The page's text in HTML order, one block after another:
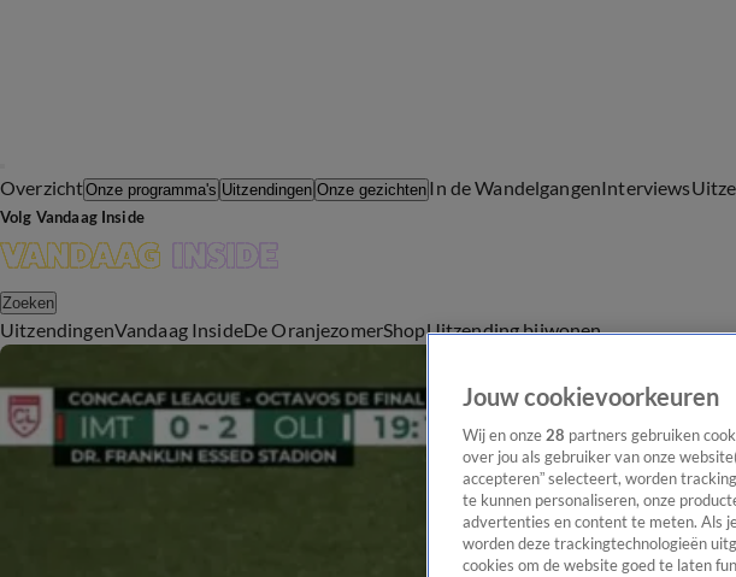
OverzichtOnze programma's Uitzendingen Onze gezichten In de WandelgangenInterviews
Volg Vandaag Inside
Zoeken
UitzendingenVandaag InsideDe OranjezomerShopUitzending bijwonen
Jouw cookievoorkeuren
Wij en onze 28 partners gebruiken
over jou als gebruiker van onze
accepteren” selecteert, worden
te kunnen personaliseren, onze
advertenties en content te meten. Als
worden deze trackingtechnologieën
cookies om de website goed te laten